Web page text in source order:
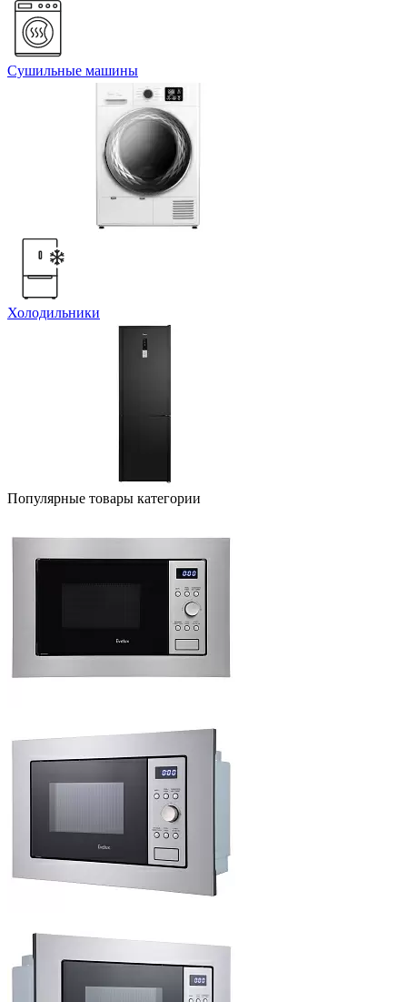
Сушильные машины
Холодильники
Популярные товары категории